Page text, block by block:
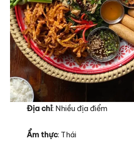
Địa chỉ: Nhiều địa điểm
Ẩm thực: Thái